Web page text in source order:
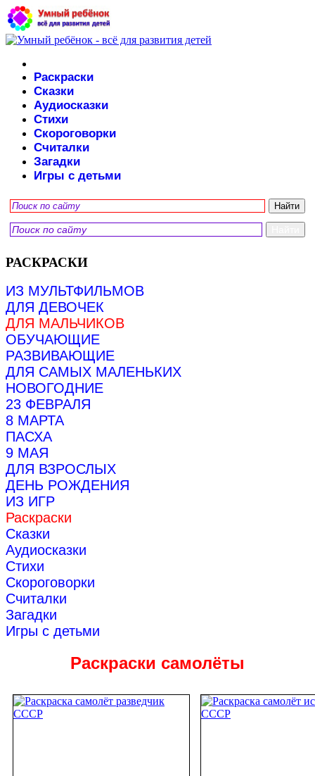
Раскраски
Сказки
Аудиосказки
Стихи
Скороговорки
Считалки
Загадки
Игры с детьми
РАСКРАСКИ
ИЗ МУЛЬТФИЛЬМОВ
ДЛЯ ДЕВОЧЕК
ДЛЯ МАЛЬЧИКОВ
ОБУЧАЮЩИЕ
РАЗВИВАЮЩИЕ
ДЛЯ САМЫХ МАЛЕНЬКИХ
НОВОГОДНИЕ
23 ФЕВРАЛЯ
8 МАРТА
ПАСХА
9 МАЯ
ДЛЯ ВЗРОСЛЫХ
ДЕНЬ РОЖДЕНИЯ
ИЗ ИГР
Раскраски
Сказки
Аудиосказки
Стихи
Скороговорки
Считалки
Загадки
Игры с детьми
Раскраски самолёты